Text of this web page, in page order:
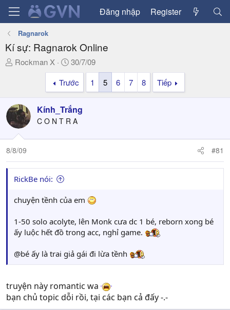
Đăng nhập Register
Ragnarok
Kí sự: Ragnarok Online
T
a
d
s
t
a
t
e
Rockman X
N
g
à
y
g
ử
i
30/7/09
Trước
1 5 6 7 8 Tiếp
Kính_Trắng
C O N T R A
8/8/09 #81
RickBe nói:
chuyện tềnh của em
1-50 solo acolyte, lên Monk cưa dc 1 bé, reborn xong bé
ấy luộc hết đồ trong acc, nghỉ game.
@bé ấy là trai giả gái đi lừa tềnh
truyện này romantic wa
bạn chủ topic dỗi rồi, tại các bạn cả đấy -.-